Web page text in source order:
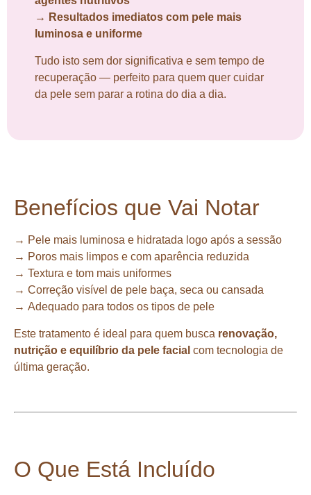
→ Resultados imediatos com pele mais
luminosa e uniforme
Tudo isto sem dor significativa e sem tempo de
recuperação — perfeito para quem quer cuidar
da pele sem parar a rotina do dia a dia.
Benefícios que Vai Notar
→ Pele mais luminosa e hidratada logo após a sessão
→ Poros mais limpos e com aparência reduzida
→ Textura e tom mais uniformes
→ Correção visível de pele baça, seca ou cansada
→ Adequado para todos os tipos de pele
Este tratamento é ideal para quem busca renovação,
nutrição e equilíbrio da pele facial com tecnologia de
última geração.
O Que Está Incluído